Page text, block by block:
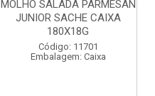
MOLHO SALADA PARMESAN
JUNIOR SACHE CAIXA
180X18G
Código: 11701
Embalagem: Caixa